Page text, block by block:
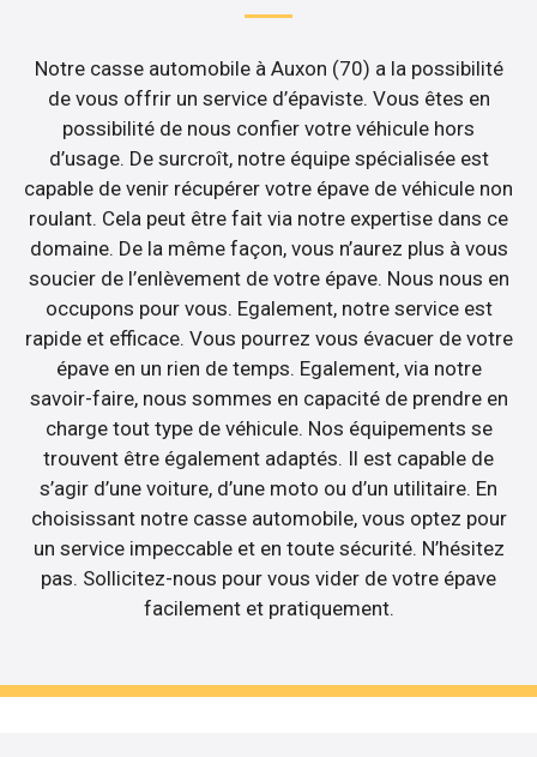
Notre casse automobile à Auxon (70) a la possibilité
de vous offrir un service d’épaviste. Vous êtes en
possibilité de nous confier votre véhicule hors
d’usage. De surcroît, notre équipe spécialisée est
capable de venir récupérer votre épave de véhicule non
roulant. Cela peut être fait via notre expertise dans ce
domaine. De la même façon, vous n’aurez plus à vous
soucier de l’enlèvement de votre épave. Nous nous en
occupons pour vous. Egalement, notre service est
rapide et efficace. Vous pourrez vous évacuer de votre
épave en un rien de temps. Egalement, via notre
savoir-faire, nous sommes en capacité de prendre en
charge tout type de véhicule. Nos équipements se
trouvent être également adaptés. Il est capable de
s’agir d’une voiture, d’une moto ou d’un utilitaire. En
choisissant notre casse automobile, vous optez pour
un service impeccable et en toute sécurité. N’hésitez
pas. Sollicitez-nous pour vous vider de votre épave
facilement et pratiquement.